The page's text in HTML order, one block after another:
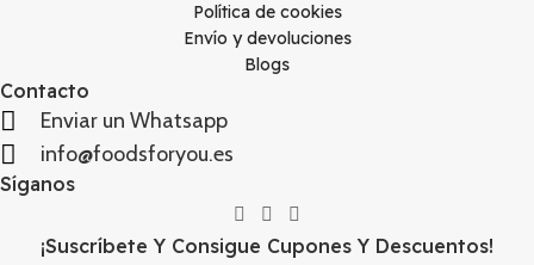
Política de cookies
Envío y devoluciones
Blogs
Contacto
Enviar un Whatsapp
info@foodsforyou.es
Síganos
¡Suscríbete Y Consigue Cupones Y Descuentos!